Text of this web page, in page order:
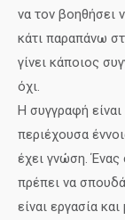
να τον βοηθήσει
κάτι παραπάνω
γίνει κάποιος
όχι.
Η συγγραφή είναι
περιέχουσα
έχει γνώση. Ένας
πρέπει να
είναι εργασία